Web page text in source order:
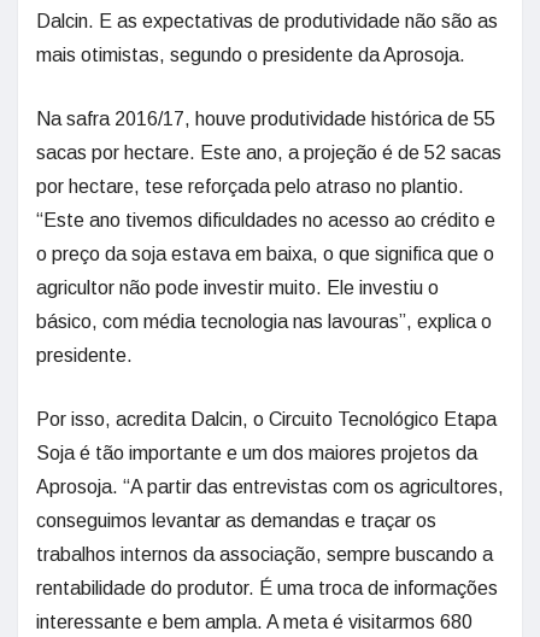
Dalcin. E as expectativas de produtividade não são as
mais otimistas, segundo o presidente da Aprosoja.
Na safra 2016/17, houve produtividade histórica de 55
sacas por hectare. Este ano, a projeção é de 52 sacas
por hectare, tese reforçada pelo atraso no plantio.
“Este ano tivemos dificuldades no acesso ao crédito e
o preço da soja estava em baixa, o que significa que o
agricultor não pode investir muito. Ele investiu o
básico, com média tecnologia nas lavouras”, explica o
presidente.
Por isso, acredita Dalcin, o Circuito Tecnológico Etapa
Soja é tão importante e um dos maiores projetos da
Aprosoja. “A partir das entrevistas com os agricultores,
conseguimos levantar as demandas e traçar os
trabalhos internos da associação, sempre buscando a
rentabilidade do produtor. É uma troca de informações
interessante e bem ampla. A meta é visitarmos 680